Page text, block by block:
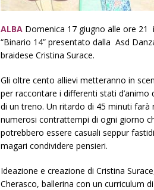
ALBA Domenica 17 giugno alle ore 21
“Binario 14” presentato dalla Asd
braidese Cristina Surace.
Gli oltre cento allievi metteranno in
per raccontare i differenti stati
di un treno. Un ritardo di 45 minuti farà
numerosi contrattempi di ogni giorno
potrebbero essere casuali seppur
magari condividere pensieri.
Ideazione e creazione di Cristina
Cherasco, ballerina con un curriculum